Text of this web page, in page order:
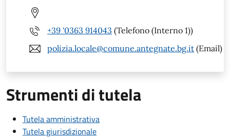
+39 '0363 914043 (Telefono (Interno 1))
polizia.locale@comune.antegnate.bg.it (Email)
Strumenti di tutela
Tutela amministrativa
Tutela giurisdizionale